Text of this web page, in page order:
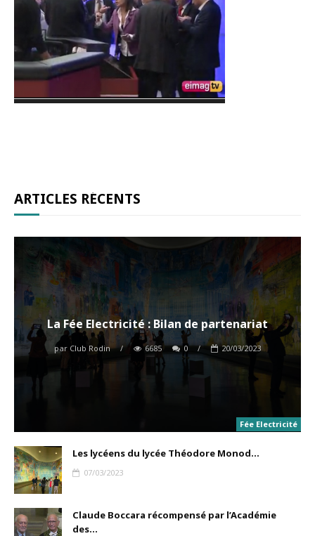
ARTICLES RÉCENTS
Fée Electricité
La Fée Electricité : Bilan de partenariat
par Club Rodin / 6685 0 / 20/03/2023
Les lycéens du lycée Théodore Monod...
07/03/2023
Claude Boccara récompensé par l’Académie
des...